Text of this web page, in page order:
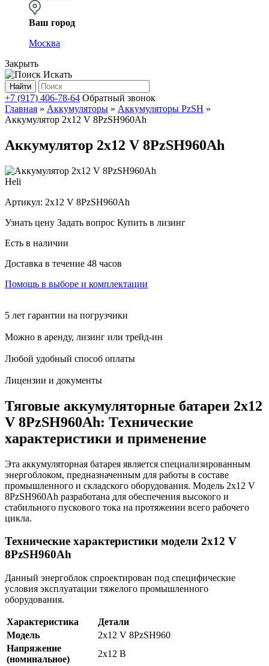
Ваш город
Москва
Закрыть
Искать
Найти
+7 (917) 406-78-64 Обратный звонок
Главная » Аккумуляторы » Аккумуляторы PzSH »
Аккумулятор 2х12 V 8PzSH960Ah
Аккумулятор 2х12 V 8PzSH960Ah
Heli
Артикул: 2х12 V 8PzSH960Ah
Узнать цену Задать вопрос Купить в лизинг
Есть в наличии
Доставка в течение 48 часов
Помощь в выборе и комплектации
5 лет гарантии на погрузчики
Можно в аренду, лизинг или трейд-ин
Любой удобный способ оплаты
Лицензии и документы
Тяговые аккумуляторные батареи 2х12
V 8PzSH960Ah: Технические
характеристики и применение
Эта аккумуляторная батарея является специализированным
энергоблоком, предназначенным для работы в составе
промышленного и складского оборудования. Модель 2х12 V
8PzSH960Ah разработана для обеспечения высокого и
стабильного пускового тока на протяжении всего рабочего
цикла.
Технические характеристики модели 2х12 V
8PzSH960Ah
Данный энергоблок спроектирован под специфические
условия эксплуатации тяжелого промышленного
оборудования.
Характеристика
Детали
Модель
2х12 V 8PzSH960
Напряжение
(номинальное)
2х12 В